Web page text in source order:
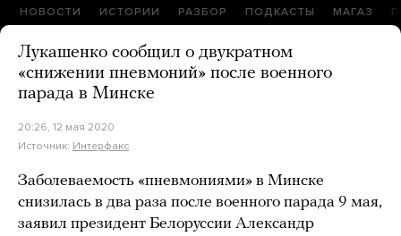
НОВОСТИ ИСТОРИИ РАЗБОР ПОДКАСТЫ МАГАЗ
Лукашенко сообщил о двукратном
«снижении пневмоний» после военного
парада в Минске
20:26, 12 мая 2020
Источник: Интерфакс
Заболеваемость «пневмониями» в Минске
снизилась в два раза после военного парада 9 мая,
заявил президент Белоруссии Александр